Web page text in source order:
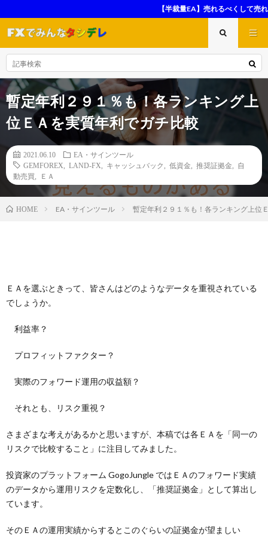
【半裁量EA】売れるべくして売れた！良コンテンツの
暫定年利２９１％も！各ランキング上
位ＥＡを実質年利でガチ比較
2021.06.10
EA・サインツール
GEMFOREX
LAND-FX キャッシュバック 低資金 推奨証拠金
自
動売買
ＥＡ
HOME EA・サインツール 暫定年利２９１％も！各ランキング上位
ＥＡを選ぶときって、皆さんはどのようなデータを重視されている
でしょうか。
利益率？
プロフィットファクター？
実際のフォワード運用の収益額？
それとも、リスク重視？
さまざまな考えがあるかと思いますが、本稿では各ＥＡを「同一の
リスクで比較すること」に注目してみました。
投資家のプラットフォーム GogoJungle ではＥＡのフォワード実績
のデータから運用リスクを定数化し、「推奨証拠金」として算出し
ています。
そのＥＡの運用実績からするとこのぐらいの証拠金が望ましい